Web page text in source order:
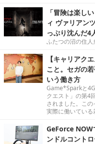
「冒険は楽し
ィ ヴァリアン
っぷり沈んだ4
ふたつの沼の住人
【キャリアク
こと。セガの
いう働き方
Game*Sparkと
クエスト」の第4
されました。こ
実際に働いている
GeForce
ンドルコント